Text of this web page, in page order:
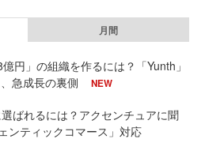
月間
円」の組織を作るには？「Yunth」
急成長の裏側
NEW
ばれるには？アクセンチュアに聞
ンティックコマース」対応